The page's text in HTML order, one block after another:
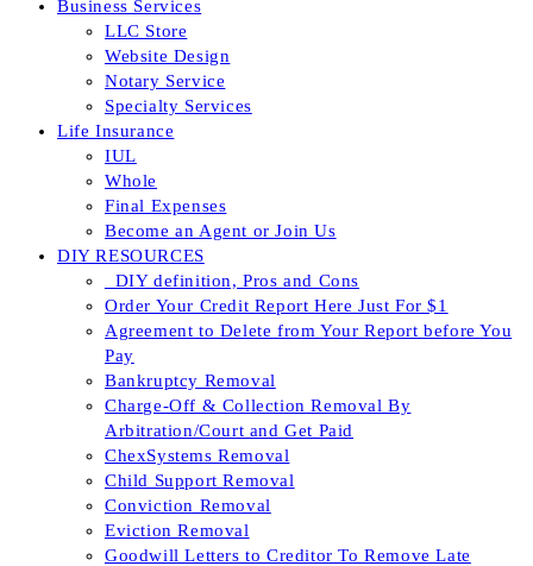
Business Services
LLC Store
Website Design
Notary Service
Specialty Services
Life Insurance
IUL
Whole
Final Expenses
Become an Agent or Join Us
DIY RESOURCES
_DIY definition, Pros and Cons
Order Your Credit Report Here Just For $1
Agreement to Delete from Your Report before You
Pay
Bankruptcy Removal
Charge-Off & Collection Removal By
Arbitration/Court and Get Paid
ChexSystems Removal
Child Support Removal
Conviction Removal
Eviction Removal
Goodwill Letters to Creditor To Remove Late